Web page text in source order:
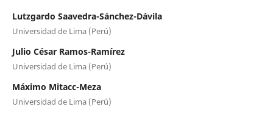
Lutzgardo Saavedra-Sánchez-Dávila
Universidad de Lima (Perú)
Julio César Ramos-Ramírez
Universidad de Lima (Perú)
Máximo Mitacc-Meza
Universidad de Lima (Perú)